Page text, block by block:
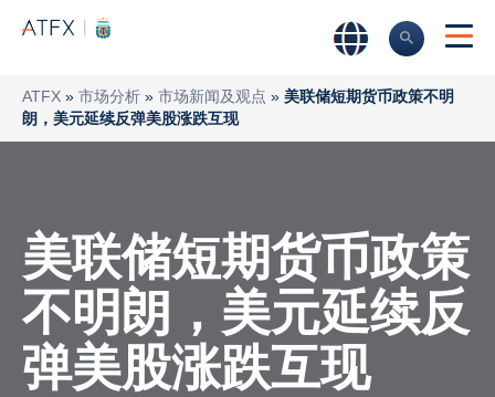
ATFX » 市场分析 » 市场新闻及观点 » 美联储短期货币政策不明
朗，美元延续反弹美股涨跌互现
美联储短期货币政策
不明朗，美元延续反
弹美股涨跌互现